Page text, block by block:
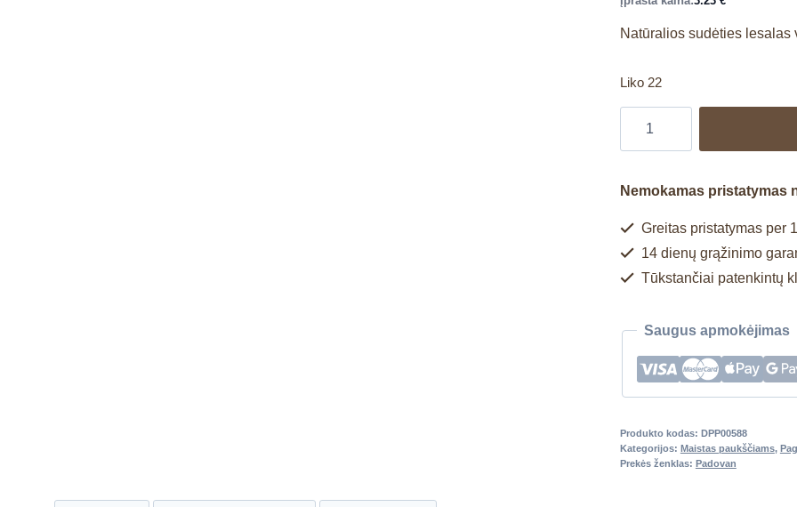
Natūralios sudėties lesalas
Liko 22
Nemokamas pristatymas
Greitas pristatymas per
14 dienų grąžinimo
Tūkstančiai patenkintų
Saugus apmokėjimas
Produkto kodas: DPP00588
Kategorijos: Maistas paukščiams,
Prekės ženklas: Padovan